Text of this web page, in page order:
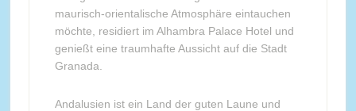
maurisch-orientalische Atmosphäre eintauchen
möchte, residiert im Alhambra Palace Hotel und
genießt eine traumhafte Aussicht auf die Stadt
Granada.
Andalusien ist ein Land der guten Laune und